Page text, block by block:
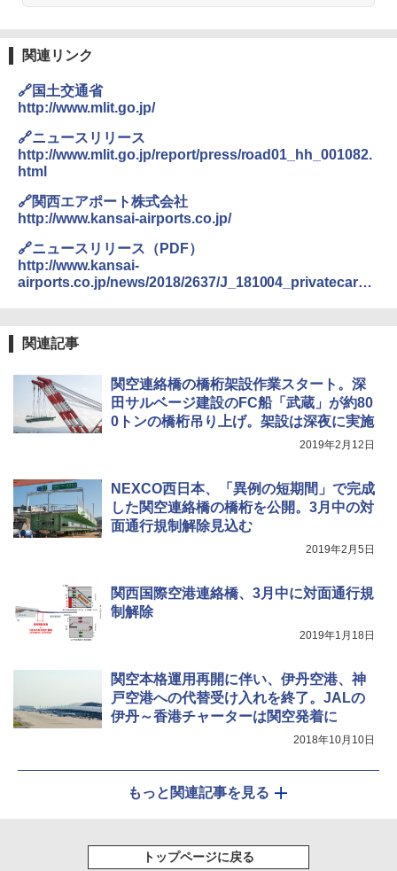
A26 地球の歩き方 チェコ ポーランド スロヴ
ァキア 2026～2027 地球の歩き方A ヨーロッ
パ
￥2,277
新しい日本地理 地図・統計・移動から読み
解く (講談社現代新書)
テント ワンタッチ RENEW 幅200 2-3人用 43
500002(89232)
￥5,999
[キャンパーズコレクション 山善] 傘みたいに
広げるだけ パッとサッとテント ブラックコ
ーティング フルクローズ メッシュ 3-4人用
簡単設置 ポップアップテント エクルベージ
ュ(BC仕様) PATC-150B(EB)
￥9,990
ッシュ 4人用 簡単設置 ポップアップテント P
ATCW-150B エクルベージュ
GRANDOOR ステンレス保冷剤 2個セット 2
コンパクト 保冷力長持ち
ポインターライト 強力 小型 緑色/赤色/青紫色
USB充電式 高精度 超長距離照射 長時間使用
可能 安全ロック付き 高安全性 金属製耐久 コ
ンパクト多機能設計 持ち運び便利 アウトド
ア/オフィス/教育現場/展示会用 緑
ゴムボート 空気入れ 空気抜き 自動停止 過熱
保護 日光可読lcd 7種類ノズル付き
関連リンク
🔗国土交通省
http://www.mlit.go.jp/
🔗ニュースリリース
http://www.mlit.go.jp/report/press/road01_hh_001082.
html
🔗関西エアポート株式会社
http://www.kansai-airports.co.jp/
🔗ニュースリリース（PDF）
http://www.kansai-
airports.co.jp/news/2018/2637/J_181004_privatecar_h
関連記事
関空連絡橋の橋桁架設作業スタート。深
田サルベージ建設のFC船「武蔵」が約80
0トンの橋桁吊り上げ。架設は深夜に実施
2019年2月12日
NEXCO西日本、「異例の短期間」で完成
した関空連絡橋の橋桁を公開。3月中の対
面通行規制解除見込む
2019年2月5日
関西国際空港連絡橋、3月中に対面通行規
制解除
2019年1月18日
関空本格運用再開に伴い、伊丹空港、神
戸空港への代替受け入れを終了。JALの
伊丹～香港チャーターは関空発着に
2018年10月10日
もっと関連記事を見る
トップページに戻る